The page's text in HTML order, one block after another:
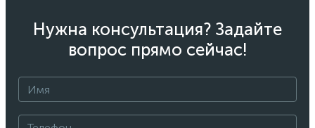
Нужна консультация? Задайте
вопрос прямо сейчас!